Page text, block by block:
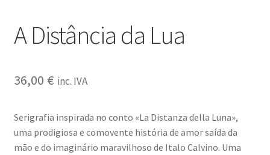
A Distância da Lua
36,00 € inc. IVA
Serigrafia inspirada no conto «La Distanza della Luna»,
uma prodigiosa e comovente história de amor saída da
mão e do imaginário maravilhoso de Italo Calvino. Uma